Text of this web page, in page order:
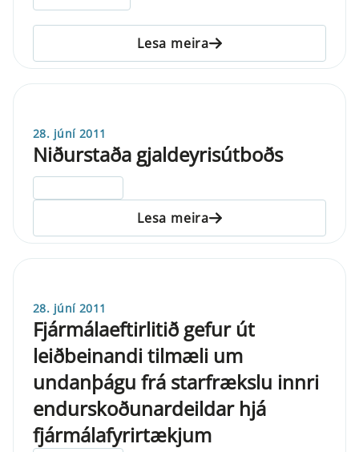
Lesa meira
28. júní 2011
Niðurstaða gjaldeyrisútboðs
Lesa meira
28. júní 2011
Fjármálaeftirlitið gefur út
leiðbeinandi tilmæli um
undanþágu frá starfrækslu innri
endurskoðunardeildar hjá
fjármálafyrirtækjum